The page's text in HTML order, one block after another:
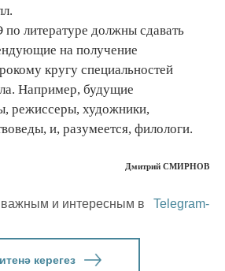
литературе должны сдавать
на получение
кругу специальностей
Например, будущие
режиссеры, художники,
и, разумеется, филологи.
Дмитрий СМИРНОВ
и интересным в
Telegram-
керегез